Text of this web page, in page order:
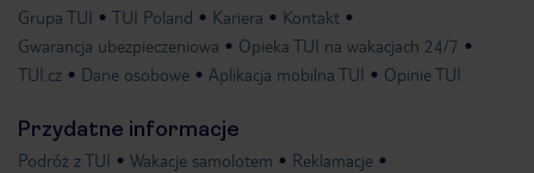
Grupa TUI TUI Poland Kariera
Kontakt
Gwarancja ubezpieczeniowa
Opieka TUI na wakacjach 24/7
TUI.cz
Dane osobowe Aplikacja mobilna TUI Opinie TUI
Przydatne informacje
Podróż z TUI Wakacje samolotem
Reklamacje